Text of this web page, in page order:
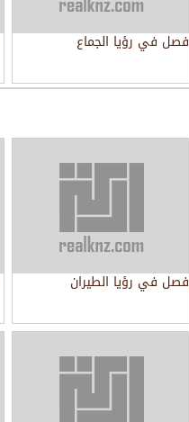
فصل في رؤيا الجماع
فصل في رؤيا الطيران